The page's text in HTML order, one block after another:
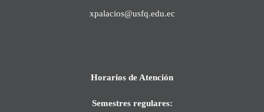
xpalacios@usfq.edu.ec
Horarios de Atención
Semestres regulares: